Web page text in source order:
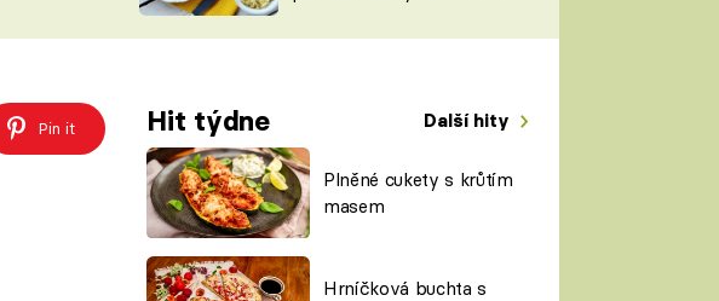
ŠÉFREDAKTORKY
ČASOPIS
Pin it Hit týdne Další hity
Plněné cukety s krůtím
masem
Hrníčková buchta s